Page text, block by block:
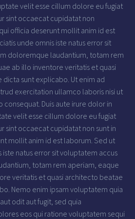
velit esse cillum dolore eu fugiat
sint occaecat cupidatat non
officia deserunt mollit anim id est
unde omnis iste natus error sit
doloremque laudantium, totam rem
ab illo inventore veritatis et quasi
sunt explicabo. Ut enim ad
exercitation ullamco laboris nisi ut
Duis aute irure dolor in
velit esse cillum dolore eu fugiat
sint occaecat cupidatat non sunt in
mollit anim id est laborum. Sed ut
iste natus error sit voluptatem accus
totam rem aperiam, eaque
veritatis et quasi architecto beatae
Nemo enim ipsam voluptatem quia
odit aut fugit, sed quia
eos qui ratione voluptatem sequi